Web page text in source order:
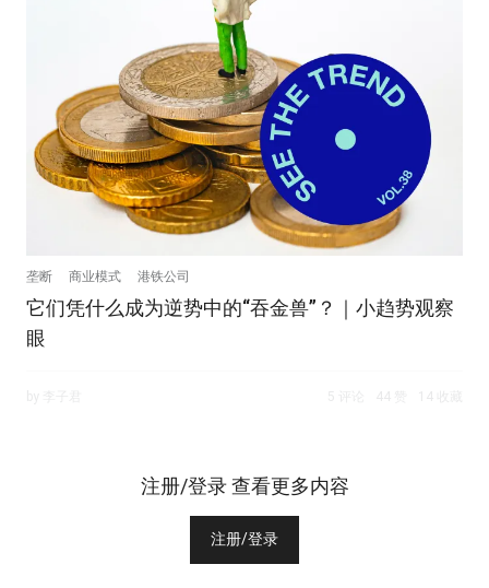
垄断 商业模式 港铁公司
它们凭什么成为逆势中的“吞金兽”？｜小趋势观察
眼
注册/登录 查看更多内容
注册/登录